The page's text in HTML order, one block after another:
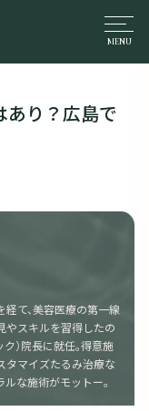
あり？広島で
て、美容医療の第一線
やスキルを習得したの
）院長に就任。得意施
タマイズたるみ治療な
な施術がモットー。